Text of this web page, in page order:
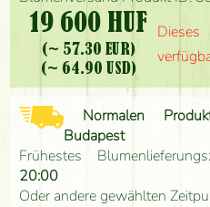
19 600 HUF
(~ 57.30 EUR)
(~ 64.90 USD)
Normalen
Budapest
Frühestes
20:00
Oder andere gewählten